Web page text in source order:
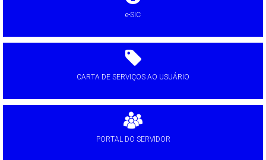
e-SIC
CARTA DE SERVIÇOS AO USUÁRIO
PORTAL DO SERVIDOR